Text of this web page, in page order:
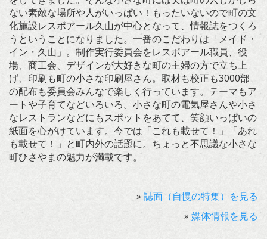
ない素敵な場所や人がいっぱい！もったいないので町の文
化施設レスポアール久山が中心となって、情報誌をつくろ
うということになりました。一番のこだわりは「メイド・
イン・久山」。制作実行委員会をレスポアール職員、役
場、商工会、デザインが大好きな町の主婦の方で立ち上
げ、印刷も町の小さな印刷屋さん。取材も校正も3000部
の配布も委員会みんなで楽しく行っています。テーマもア
ートや子育てなどいろいろ。小さな町の電気屋さんや小さ
なレストランなどにもスポットをあてて、笑顔いっぱいの
紙面を心がけています。今では「これも載せて！」「あれ
も載せて！」と町内外の話題に。ちょっと不思議な小さな
町ひさやまの魅力が満載です。
» 誌面（自慢の特集）を見る
» 媒体情報を見る